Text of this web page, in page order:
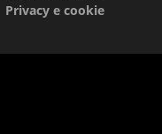
Privacy e cookie